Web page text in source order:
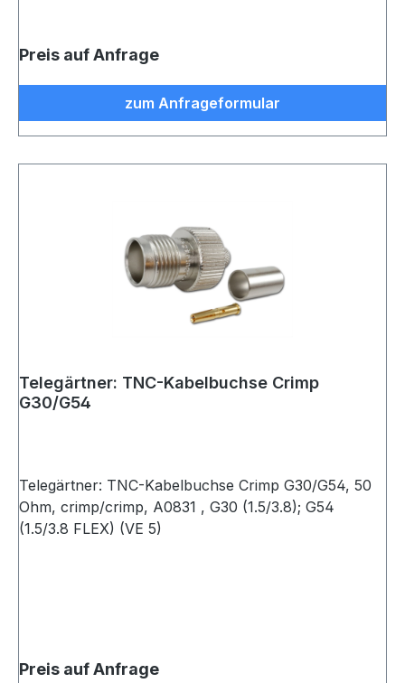
Preis auf Anfrage
zum Anfrageformular
Telegärtner: TNC-Kabelbuchse Crimp
G30/G54
Telegärtner: TNC-Kabelbuchse Crimp G30/G54, 50
Ohm, crimp/crimp, A0831 , G30 (1.5/3.8); G54
(1.5/3.8 FLEX) (VE 5)
Preis auf Anfrage